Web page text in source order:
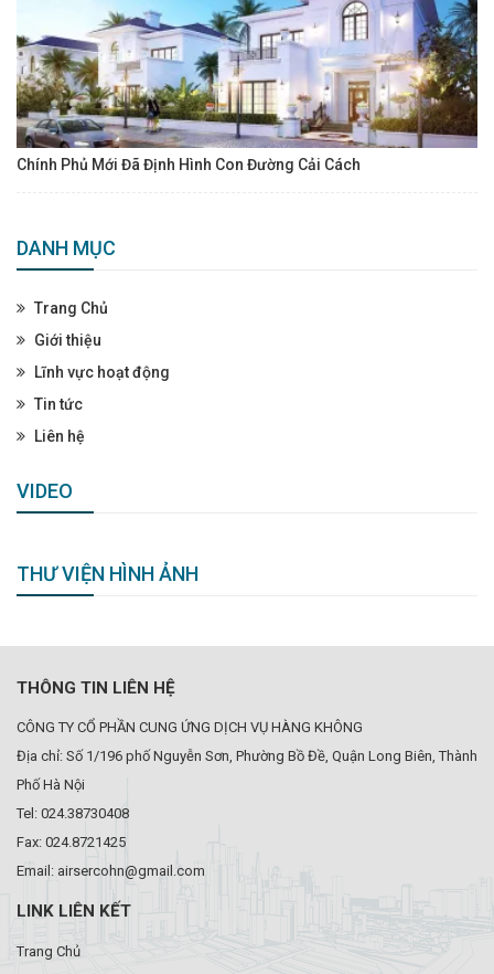
Chính Phủ Mới Đã Định Hình Con Đường Cải Cách
DANH MỤC
Trang Chủ
Giới thiệu
Lĩnh vực hoạt động
Tin tức
Liên hệ
VIDEO
THƯ VIỆN HÌNH ẢNH
THÔNG TIN LIÊN HỆ
CÔNG TY CỔ PHẦN CUNG ỨNG DỊCH VỤ HÀNG KHÔNG
Địa chỉ: Số 1/196 phố Nguyễn Sơn, Phường Bồ Đề, Quận Long Biên, Thành
Phố Hà Nội
Tel: 024.38730408
Fax: 024.8721425
Email: airsercohn@gmail.com
LINK LIÊN KẾT
Trang Chủ